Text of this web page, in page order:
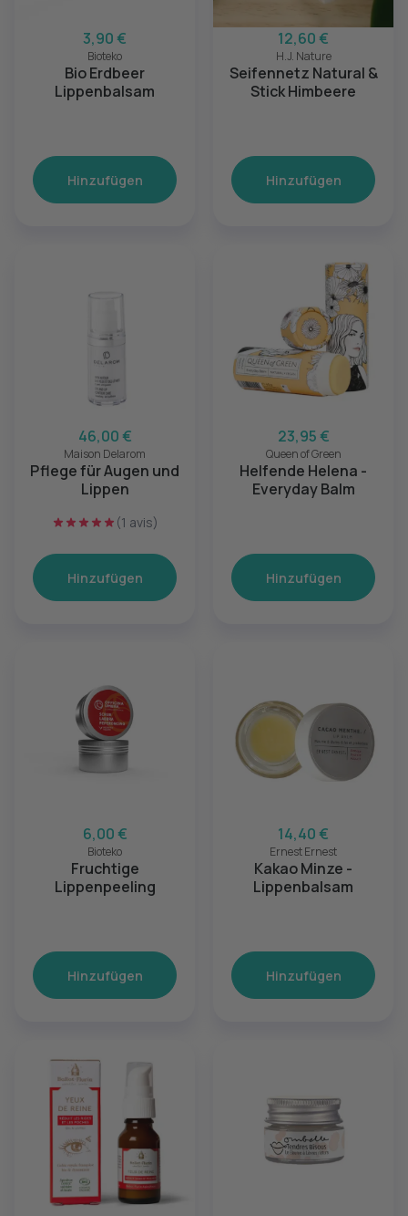
3,90 €
Bioteko
Bio Erdbeer
Lippenbalsam
Hinzufügen
12,60 €
H.J. Nature
Seifennetz Natural &
Stick Himbeere
Hinzufügen
46,00 €
Maison Delarom
Pflege für Augen und
Lippen
(1 avis)
Hinzufügen
23,95 €
Queen of Green
Helfende Helena -
Everyday Balm
Hinzufügen
6,00 €
Bioteko
Fruchtige
Lippenpeeling
Hinzufügen
14,40 €
Ernest Ernest
Kakao Minze -
Lippenbalsam
Hinzufügen